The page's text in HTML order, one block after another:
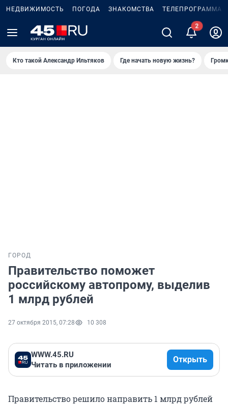
НЕДВИЖИМОСТЬ ПОГОДА ЗНАКОМСТВА ТЕЛЕПРОГРАММА
Кто такой Александр Ильтяков Где начать новую жизнь?
ГОРОД
Правительство поможет
российскому автопрому, выделив
1 млрд рублей
27 октября 2015, 07:28 10 308
WWW.45.RU
Читать в приложении
Открыть
Правительство решило направить 1 млрд рублей